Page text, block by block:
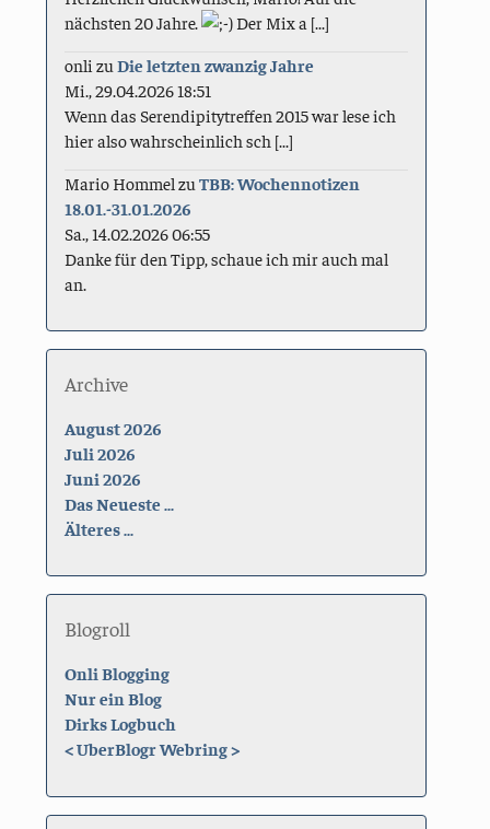
nächsten 20 Jahre.
Der Mix a [...]
onli zuDie letzten zwanzig Jahre
Mi., 29.04.2026 18:51
Wenn das Serendipitytreffen 2015 war lese ich
hier also wahrscheinlich sch [...]
Mario Hommel zuTBB: Wochennotizen
18.01.-31.01.2026
Sa., 14.02.2026 06:55
Danke für den Tipp, schaue ich mir auch mal
an.
Archive
August 2026
Juli 2026
Juni 2026
Das Neueste ...
Älteres ...
Blogroll
Onli Blogging
Nur ein Blog
Dirks Logbuch
<UberBlogr Webring>